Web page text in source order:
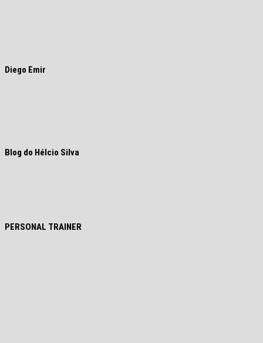
Diego Emir
Blog do Hélcio Silva
PERSONAL TRAINER